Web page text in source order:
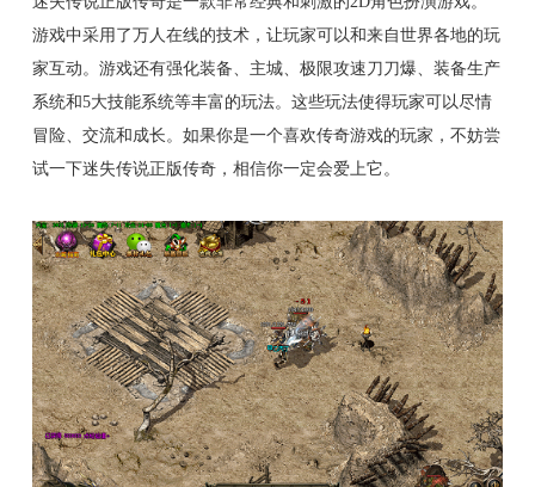
游戏中采用了万人在线的技术，让玩家可以和来自世界各地的玩
家互动。游戏还有强化装备、主城、极限攻速刀刀爆、装备生产
系统和5大技能系统等丰富的玩法。这些玩法使得玩家可以尽情
冒险、交流和成长。如果你是一个喜欢传奇游戏的玩家，不妨尝
试一下迷失传说正版传奇，相信你一定会爱上它。